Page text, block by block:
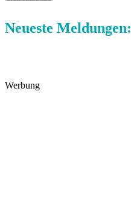
Neueste Meldungen:
Werbung